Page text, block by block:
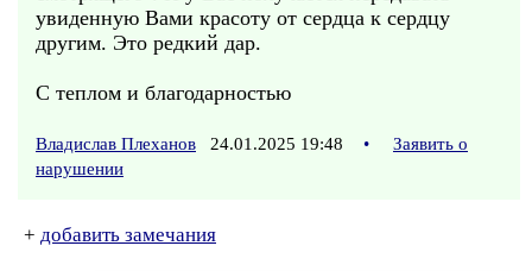
увиденную Вами красоту от сердца к сердцу
другим. Это редкий дар.
С теплом и благодарностью
Владислав Плеханов 24.01.2025 19:48 •
Заявить о
нарушении
+ добавить замечания